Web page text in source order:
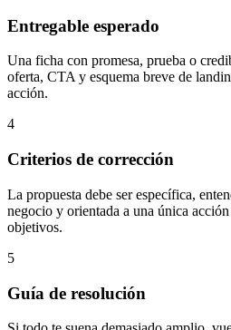
Entregable esperado
Una ficha con promesa, prueba o
oferta, CTA y esquema breve de
acción.
4
Criterios de corrección
La propuesta debe ser específica,
negocio y orientada a una única
objetivos.
5
Guía de resolución